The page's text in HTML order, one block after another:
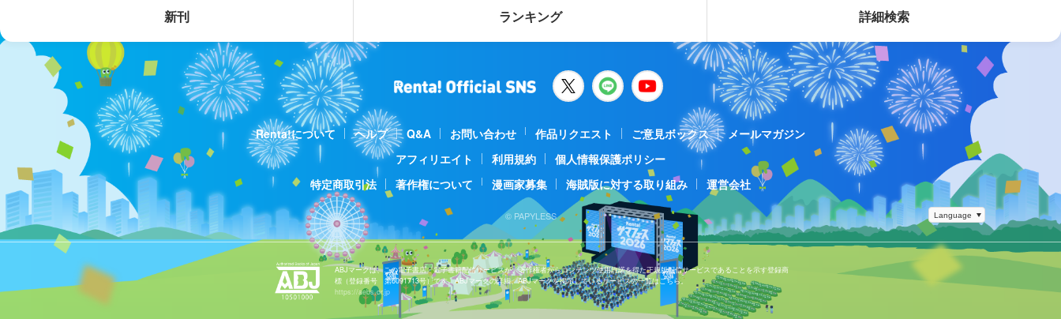
新刊 ランキング 詳細検索
Renta!について ヘルプ Q&A お問い合わせ 作品リクエスト ご意見ボックス
メールマガジン
アフィリエイト
利用規約
個人情報保護ポリシー
特定商取引法
著作権について 漫画家募集 海賊版に対する取り組み 運営会社
© PAPYLESS
ABJマークは、この電子書店・電子書籍配信サービスが、著作権者からコンテンツ使用許諾を得た正規版配信サービスであることを示す登録商
標（登録番号 第6091713号）です。ABJマークの詳細、ABJマークを掲示しているサービスの一覧はこちら。
https://aebs.or.jp